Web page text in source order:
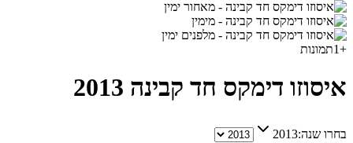
+
1תמונות
איסוזו דימקס חד קבינה 2013
בחרו שנה:2013